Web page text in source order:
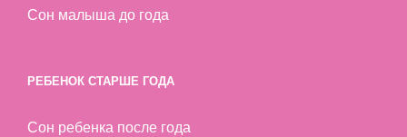
Сон малыша до года
РЕБЕНОК СТАРШЕ ГОДА
Сон ребенка после года